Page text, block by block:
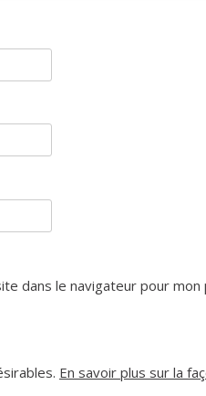
dans le navigateur pour mon
En savoir plus sur la